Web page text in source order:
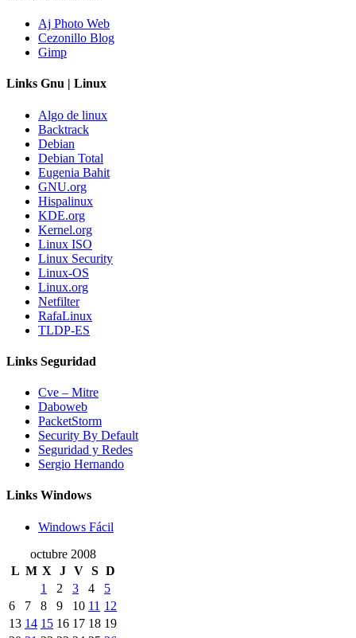
Aj Photo Web
Cezonillo Blog
Gimp
Links Gnu | Linux
Algo de linux
Backtrack
Debian
Debian Total
Eugenia Bahit
GNU.org
Hispalinux
KDE.org
Kernel.org
Linux ISO
Linux Security
Linux-OS
Linux.org
Netfilter
RafaLinux
TLDP-ES
Links Seguridad
Cve – Mitre
Daboweb
PacketStorm
Security By Default
Seguridad y Redes
Sergio Hernando
Links Windows
Windows Fácil
octubre 2008
L M X J V S D
1
2 3 4
5
6
7 8 9 10 11 12
13 14 15 16 17 18 19